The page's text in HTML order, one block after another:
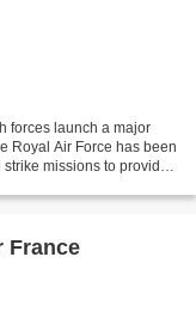
forces launch a major
Royal Air Force has been
missions to provide
France